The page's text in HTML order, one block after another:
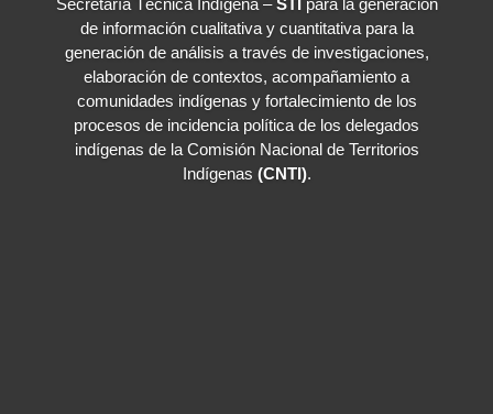
de información cualitativa y cuantitativa para la
generación de análisis a través de investigaciones,
elaboración de contextos, acompañamiento a
comunidades indígenas y fortalecimiento de los
procesos de incidencia política de los delegados
indígenas de la Comisión Nacional de Territorios
Indígenas (CNTI).